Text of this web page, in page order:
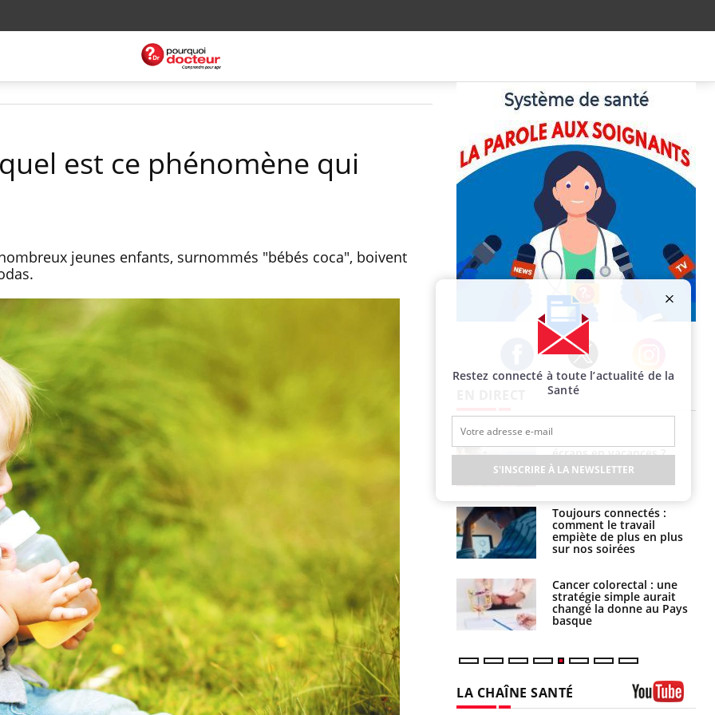
est ce phénomène qui
jeunes enfants, surnommés "bébés coca", boivent
Facebook Twitter Instagram
Bébés, jeunes enfants :
quelle trousse à
pharmacie pour les
vacances ?
Syndrome métabolique :
quels sont les meilleurs
exercices physiques ?
Comment éviter une otite
pendant les vacances ?
Grossesse à risque : ce jus
naturel attire l'attention
des chercheurs
écrans en vacances ?
Toujours connectés :
comment le travail
empiète de plus en plus
sur nos soirées
Cancer colorectal : une
stratégie simple aurait
changé la donne au Pays
basque
LA CHAÎNE SANTÉ
Restez connecté à toute l’actualité de la
Santé
S'INSCRIRE À LA NEWSLETTER